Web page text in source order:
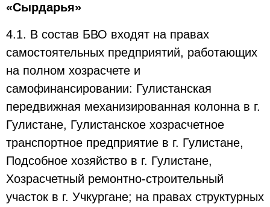
«Сырдарья»
4.1. В состав БВО входят на правах
самостоятельных предприятий, работающих
на полном хозрасчете и
самофинансировании: Гулистанская
передвижная механизированная колонна в г.
Гулистане, Гулистанское хозрасчетное
транспортное предприятие в г. Гулистане,
Подсобное хозяйство в г. Гулистане,
Хозрасчетный ремонтно-строительный
участок в г. Учкургане; на правах структурных